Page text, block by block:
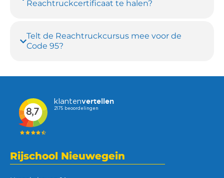
Reachtruckcertificaat te halen?
Telt de Reachtruckcursus mee voor de
Code 95?
Rijschool Nieuwegein